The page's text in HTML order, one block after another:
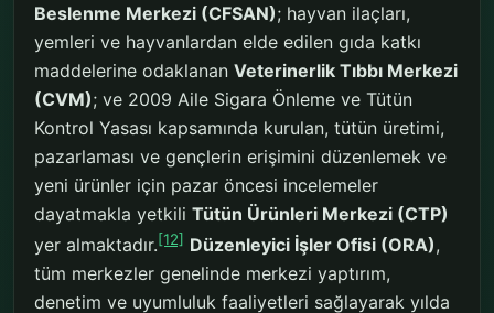
Beslenme Merkezi (CFSAN); hayvan ilaçları,
yemleri ve hayvanlardan elde edilen gıda katkı
maddelerine odaklanan Veterinerlik Tıbbı Merkezi
(CVM); ve 2009 Aile Sigara Önleme ve Tütün
Kontrol Yasası kapsamında kurulan, tütün üretimi,
pazarlaması ve gençlerin erişimini düzenlemek ve
yeni ürünler için pazar öncesi incelemeler
dayatmakla yetkili Tütün Ürünleri Merkezi (CTP)
yer almaktadır.[12] Düzenleyici İşler Ofisi (ORA),
tüm merkezler genelinde merkezi yaptırım,
denetim ve uyumluluk faaliyetleri sağlayarak yılda